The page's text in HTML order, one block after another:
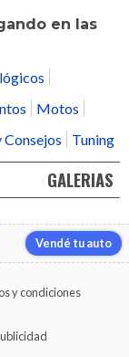
en las
Motos
Consejos Tuning
GALERIAS
Vendé tu auto
y condiciones